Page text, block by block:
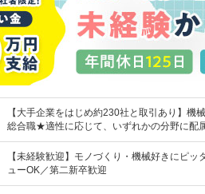
【大手企業をはじめ約230社と取引あり】
総合職★適性に応じて、いずれかの分野に配
【未経験歓迎】モノづくり・機械好きにピ
ューOK／第二新卒歓迎